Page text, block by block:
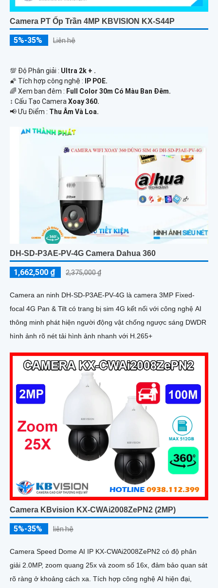
Camera PT Ốp Trần 4MP KBVISION KX-S44P
5%-35% Liên hệ
💯 Độ Phân giải : Ultra 2k + .
🌠 Tích hợp công nghệ :
IP POE.
🌈 Xem ban đêm : Full Color 30m Có Màu Ban Ðêm.
↕️ Cấu Tạo Camera Xoay 360.
️📢 Ưu Điểm : Thu Âm Và Loa.
DH-SD-P3AE-PV-4G Camera Dahua 360
1,662,500 ₫ 2,375,000 ₫
Camera an ninh DH-SD-P3AE-PV-4G là camera 3MP Fixed-
focal 4G Pan & Tilt có trang bị sim 4G kết nối với công nghệ AI
thông minh phát hiện người động vật chống ngược sáng DWDR
hình ảnh rõ nét tải hình ảnh nhanh với H.265+
Camera KBvision KX-CWAi2008ZePN2 (2MP)
5%-35% liên hệ
Camera Speed Dome AI IP KX-CWAi2008ZePN2 có độ phân
giải 2.0MP, zoom quang 25x và zoom số 16x, đảm bảo quan sát
rõ ràng ở khoảng cách xa. Tích hợp công nghệ AI hiện đại,